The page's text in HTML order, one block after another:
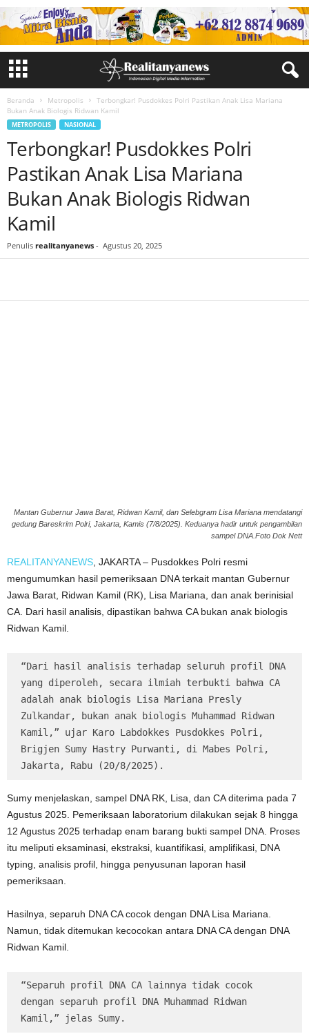
Beranda Metropolis
Terbongkar! Pusdokkes Polri Pastikan Anak Lisa Mariana
Bukan Anak Biologis Ridwan Kamil
METROPOLIS NASIONAL
Terbongkar! Pusdokkes Polri
Pastikan Anak Lisa Mariana
Bukan Anak Biologis Ridwan
Kamil
Penulis realitanyanews - Agustus 20, 2025
Mantan Gubernur Jawa Barat, Ridwan Kamil, dan Selebgram Lisa Mariana mendatangi
gedung Bareskrim Polri, Jakarta, Kamis (7/8/2025). Keduanya hadir untuk pengambilan
sampel DNA.Foto Dok Nett
REALITANYANEWS, JAKARTA – Pusdokkes Polri resmi
mengumumkan hasil pemeriksaan DNA terkait mantan Gubernur
Jawa Barat, Ridwan Kamil (RK), Lisa Mariana, dan anak berinisial
CA. Dari hasil analisis, dipastikan bahwa CA bukan anak biologis
Ridwan Kamil.
“Dari hasil analisis terhadap seluruh profil DNA
yang diperoleh, secara ilmiah terbukti bahwa CA
adalah anak biologis Lisa Mariana Presly
Zulkandar, bukan anak biologis Muhammad Ridwan
Kamil,” ujar Karo Labdokkes Pusdokkes Polri,
Brigjen Sumy Hastry Purwanti, di Mabes Polri,
Jakarta, Rabu (20/8/2025).
Sumy menjelaskan, sampel DNA RK, Lisa, dan CA diterima pada 7
Agustus 2025. Pemeriksaan laboratorium dilakukan sejak 8 hingga
12 Agustus 2025 terhadap enam barang bukti sampel DNA. Proses
itu meliputi eksaminasi, ekstraksi, kuantifikasi, amplifikasi, DNA
typing, analisis profil, hingga penyusunan laporan hasil
pemeriksaan.
Hasilnya, separuh DNA CA cocok dengan DNA Lisa Mariana.
Namun, tidak ditemukan kecocokan antara DNA CA dengan DNA
Ridwan Kamil.
“Separuh profil DNA CA lainnya tidak cocok
dengan separuh profil DNA Muhammad Ridwan
Kamil,” jelas Sumy.